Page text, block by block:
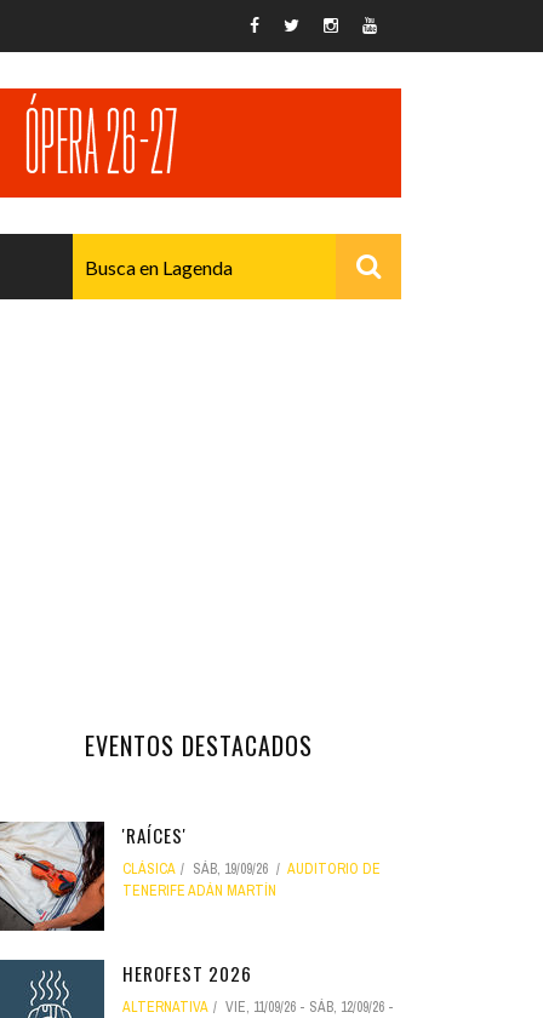
EVENTOS DESTACADOS
'RAÍCES'
CLÁSICA SÁB, 19/09/26
AUDITORIO DE
TENERIFE ADÁN MARTÍN
HEROFEST 2026
ALTERNATIVA VIE, 11/09/26 - SÁB, 12/09/26 -